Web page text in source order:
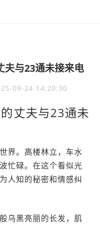
夫与23通未接来电
09-24 14:20:30
丈夫与23通未
界。高楼林立，车水
忙碌。在这个看似光
人知的秘密和情感纠
乌黑亮丽的长发，肌